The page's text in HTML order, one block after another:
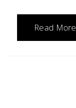
Read More